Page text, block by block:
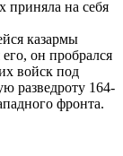
приняла на себя
казармы
он пробрался
войск под
разведроту 164-
фронта.